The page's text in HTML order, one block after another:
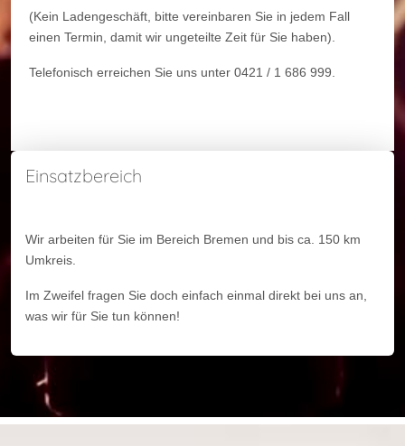
(Kein Ladengeschäft, bitte vereinbaren Sie in jedem Fall
einen Termin, damit wir ungeteilte Zeit für Sie haben).
Telefonisch erreichen Sie uns unter 0421 / 1 686 999.
Einsatzbereich
Wir arbeiten für Sie im Bereich Bremen und bis ca. 150 km
Umkreis.
Im Zweifel fragen Sie doch einfach einmal direkt bei uns an,
was wir für Sie tun können!